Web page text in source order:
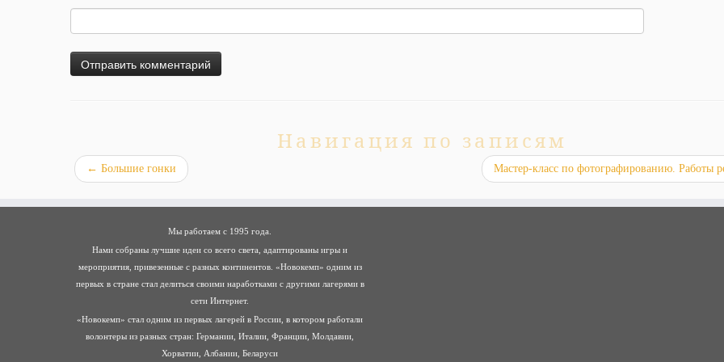
Навигация по записям
← Большие гонки Мастер-класс по фотографированию. Работы
Мы работаем с 1995 года.
Нами собраны лучшие идеи со всего света, адаптированы игры и
мероприятия, привезенные с разных континентов. «Новокемп» одним из
первых в стране стал делиться своими наработками с другими лагерями в
сети Интернет.
«Новокемп» стал одним из первых лагерей в России, в котором работали
волонтеры из разных стран: Германии, Италии, Франции, Молдавии,
Хорватии, Албании, Беларуси